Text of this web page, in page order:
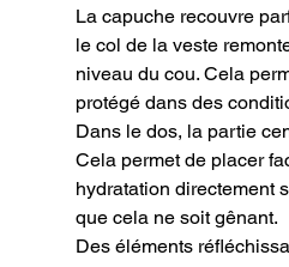
La capuche recouvre
le col de la veste
niveau du cou. Cela
protégé dans des
Dans le dos, la partie
Cela permet de placer
hydratation directement
que cela ne soit gênant.
Des éléments